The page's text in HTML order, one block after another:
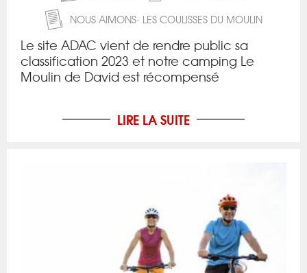
NOUS AIMONS LES COULISSES DU MOULIN
Le site ADAC vient de rendre public sa
classification 2023 et notre camping Le
Moulin de David est récompensé
LIRE LA SUITE